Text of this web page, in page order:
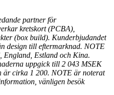
partner för
kretskort (PCBA),
(box build). Kunderbjudandet
design till eftermarknad. NOTE
England, Estland och Kina.
uppgick till 2 043 MSEK
är cirka 1 200. NOTE är noterat
vänligen besök